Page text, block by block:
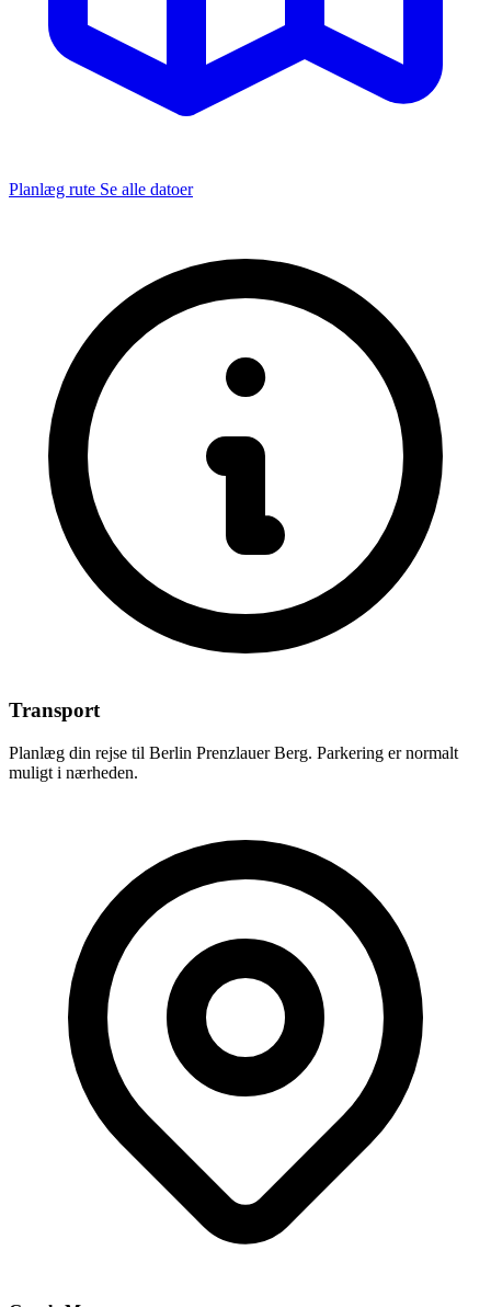
Planlæg rute Se alle datoer
Transport
Planlæg din rejse til Berlin Prenzlauer Berg. Parkering er normalt
muligt i nærheden.